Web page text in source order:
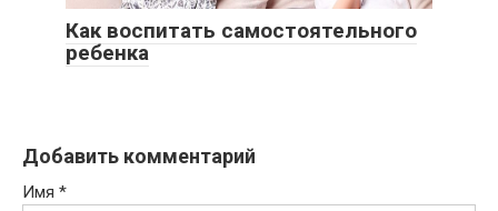
Как воспитать самостоятельного
ребенка
Добавить комментарий
Имя *